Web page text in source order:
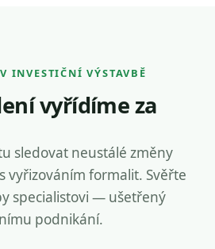
INVESTIČNÍ VÝSTAVBĚ
vyřídíme za
sledovat neustálé změny
vyřizováním formalit. Svěřte
specialistovi — ušetřený
podnikání.